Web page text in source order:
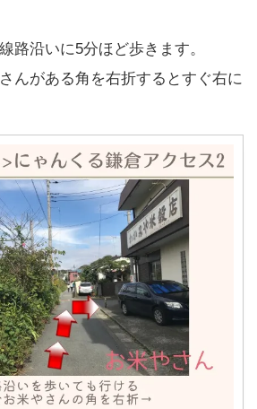
路沿いに5分ほど歩きます。
んがある角を右折するとすぐ右に